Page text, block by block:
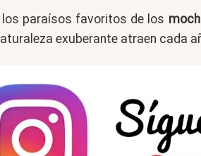
paraísos favoritos de los
exuberante atraen cada